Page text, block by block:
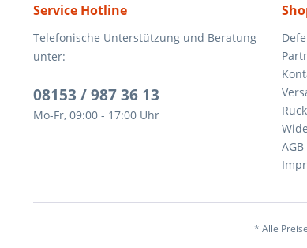
Service Hotline
Telefonische Unterstützung und Beratung
unter:
08153 / 987 36 13
Mo-Fr, 09:00 - 17:00 Uhr
AGB
* Alle